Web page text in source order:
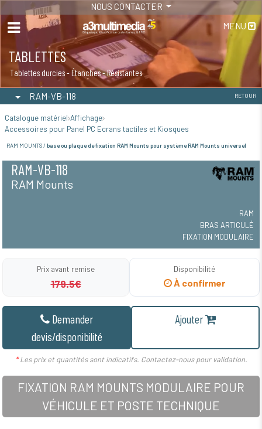
NOUS CONTACTER
MENU
TABLETTES
Tablettes durcies - Étanches - Résistantes
RAM-VB-118 RETOUR
Catalogue matériel Affichage
Accessoires pour Panel PC Ecrans tactiles et Kiosques
RAM MOUNTS / base ou plaque de fixation RAM Mounts pour système RAM Mounts universel
RAM-VB-118
RAM Mounts
RAM
BRAS ARTICULÉ
FIXATION MODULAIRE
Prix avant remise
179.5€
Disponibilité
À confirmer
Demander
devis/disponibilité
Ajouter
*Les prix et quantités sont indicatifs. Contactez-nous pour validation.
FIXATION RAM MOUNTS MODULAIRE POUR
VÉHICULE ET POSTE TECHNIQUE